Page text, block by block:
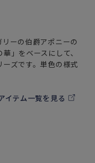
ーの伯爵アポニーの
」をベースにして、
ズです。単色の様式
イテム一覧を見る